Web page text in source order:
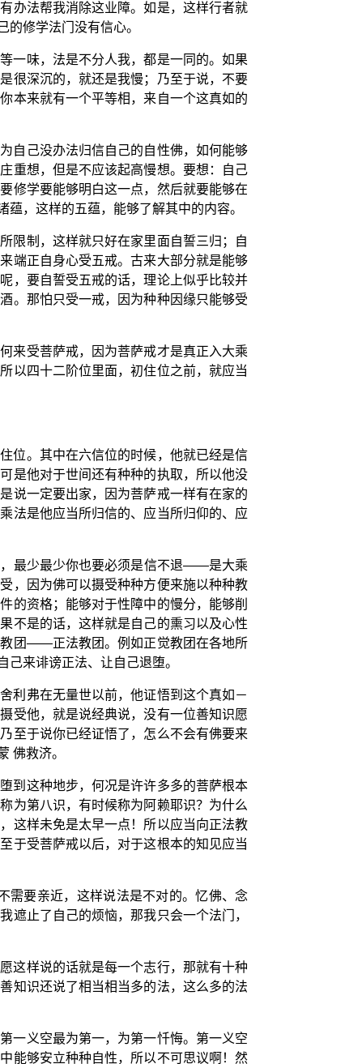
办法帮我消除这业障。如是，这样行者就
修学法门没有信心。
一味，法是不分人我，都是一同的。如果
很深沉的，就还是我慢；乃至于说，不要
本来就有一个平等相，来自一个这真如的
自己没办法归信自己的自性佛，如何能够
重想，但是不应该起高慢想。要想：自己
修学要能够明白这一点，然后就要能够在
，这样的五蕴，能够了解其中的内容。
限制，这样就只好在家里面自誓三归；自
端正自身心受五戒。古来大部分就是能够
，要自誓受五戒的话，理论上似乎比较并
。那怕只受一戒，因为种种因缘只能够受
来受菩萨戒，因为菩萨戒才是真正入大乘
以四十二阶位里面，初住位之前，就应当
位。其中在六信位的时候，他就已经是信
是他对于世间还有种种的执取，所以他没
说一定要出家，因为菩萨戒一样有在家的
法是他应当所归信的、应当所归仰的、应
，最少最少你也要必须是信不退——是大乘
，因为佛可以摄受种种方便来施以种种教
的资格；能够对于性障中的慢分，能够削
不是的话，这样就是自己的熏习以及心性
教团——正法教团。例如正觉教团在各地所
来诽谤正法、让自己退堕。
利弗在无量世以前，他证悟到这个真如－
受他，就是说经典说，没有一位善知识愿
至于说你已经证悟了，怎么不会有佛要来
佛救济。
到这种地步，何况是许许多多的菩萨根本
为第八识，有时候称为阿赖耶识？为什么
这样未免是太早一点！所以应当向正法教
于受菩萨戒以后，对于这根本的知见应当
要亲近，这样说法是不对的。忆佛、念
遮止了自己的烦恼，那我只会一个法门，
这样说的话就是每一个志行，那就有十种
知识还说了相当相当多的法，这么多的法
一义空最为第一，为第一忏悔。第一义空
能够安立种种自性，所以不可思议啊！然